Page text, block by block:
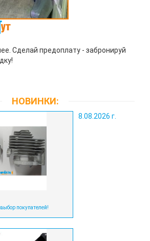
Сделай предоплату - забронируй
НОВИНКИ:
8.08.2026 г.
выбор покупателей!